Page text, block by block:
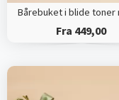
Fra 449,00